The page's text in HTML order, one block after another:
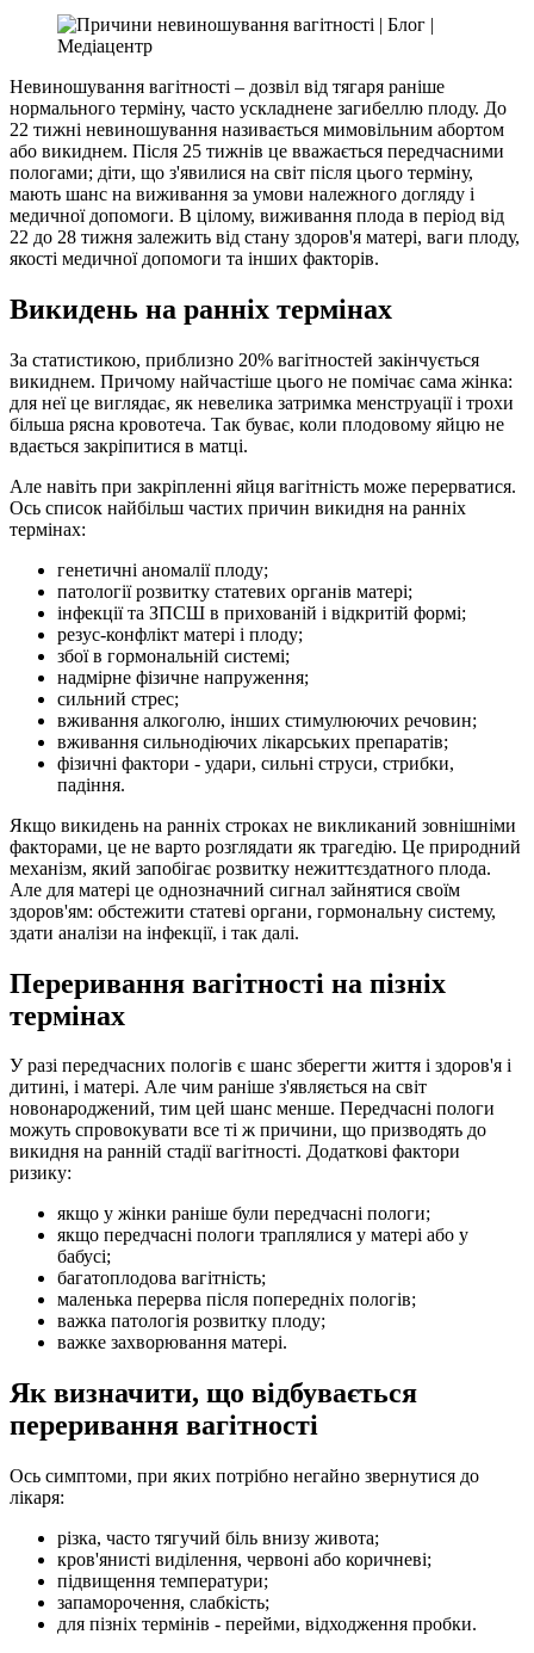
Невиношування вагітності – дозвіл від тягаря раніше
нормального терміну, часто ускладнене загибеллю плоду. До
22 тижні невиношування називається мимовільним абортом
або викиднем. Після 25 тижнів це вважається передчасними
пологами; діти, що з'явилися на світ після цього терміну,
мають шанс на виживання за умови належного догляду і
медичної допомоги. В цілому, виживання плода в період від
22 до 28 тижня залежить від стану здоров'я матері, ваги плоду,
якості медичної допомоги та інших факторів.
Викидень на ранніх термінах
За статистикою, приблизно 20% вагітностей закінчується
викиднем. Причому найчастіше цього не помічає сама жінка:
для неї це виглядає, як невелика затримка менструації і трохи
більша рясна кровотеча. Так буває, коли плодовому яйцю не
вдається закріпитися в матці.
Але навіть при закріпленні яйця вагітність може перерватися.
Ось список найбільш частих причин викидня на ранніх
термінах:
генетичні аномалії плоду;
патології розвитку статевих органів матері;
інфекції та ЗПСШ в прихованій і відкритій формі;
резус-конфлікт матері і плоду;
збої в гормональній системі;
надмірне фізичне напруження;
сильний стрес;
вживання алкоголю, інших стимулюючих речовин;
вживання сильнодіючих лікарських препаратів;
фізичні фактори - удари, сильні струси, стрибки,
падіння.
Якщо викидень на ранніх строках не викликаний зовнішніми
факторами, це не варто розглядати як трагедію. Це природний
механізм, який запобігає розвитку нежиттєздатного плода.
Але для матері це однозначний сигнал зайнятися своїм
здоров'ям: обстежити статеві органи, гормональну систему,
здати аналізи на інфекції, і так далі.
Переривання вагітності на пізніх
термінах
У разі передчасних пологів є шанс зберегти життя і здоров'я і
дитині, і матері. Але чим раніше з'являється на світ
новонароджений, тим цей шанс менше. Передчасні пологи
можуть спровокувати все ті ж причини, що призводять до
викидня на ранній стадії вагітності. Додаткові фактори
ризику:
якщо у жінки раніше були передчасні пологи;
якщо передчасні пологи траплялися у матері або у
бабусі;
багатоплодова вагітність;
маленька перерва після попередніх пологів;
важка патологія розвитку плоду;
важке захворювання матері.
Як визначити, що відбувається
переривання вагітності
Ось симптоми, при яких потрібно негайно звернутися до
лікаря:
різка, часто тягучий біль внизу живота;
кров'янисті виділення, червоні або коричневі;
підвищення температури;
запаморочення, слабкість;
для пізніх термінів - перейми, відходження пробки.